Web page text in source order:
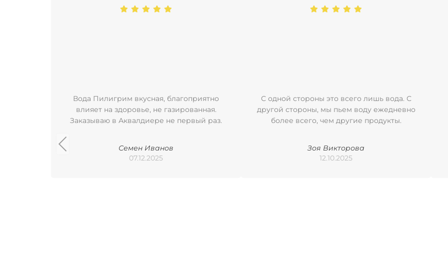
Вода Пилигрим вкусная, благоприятно
влияет на здоровье, не газированная.
Заказываю в Аквалдиере не первый раз.
Семен Иванов
07.12.2025
С одной стороны это всего лишь вода. С
другой стороны, мы пьем воду ежедневно
более всего, чем другие продукты.
Зоя Викторова
12.10.2025